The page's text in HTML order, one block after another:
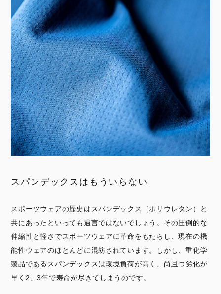
スパンデックスはもういらない
スポーツウェアの歴史はスパンデックス（ポリウレタン）と
共にあったといっても過言ではないでしょう。その圧倒的な
伸縮性と軽さでスポーツウェアに革命をもたらし、現在の機
能性ウェアのほとんどに混紡されています。しかし、重化学
製品であるスパンデックスは環境負荷が高く、尚且つ劣化が
早く2、3年で寿命が尽きてしまうのです。